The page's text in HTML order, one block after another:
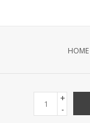
HOME
+
-